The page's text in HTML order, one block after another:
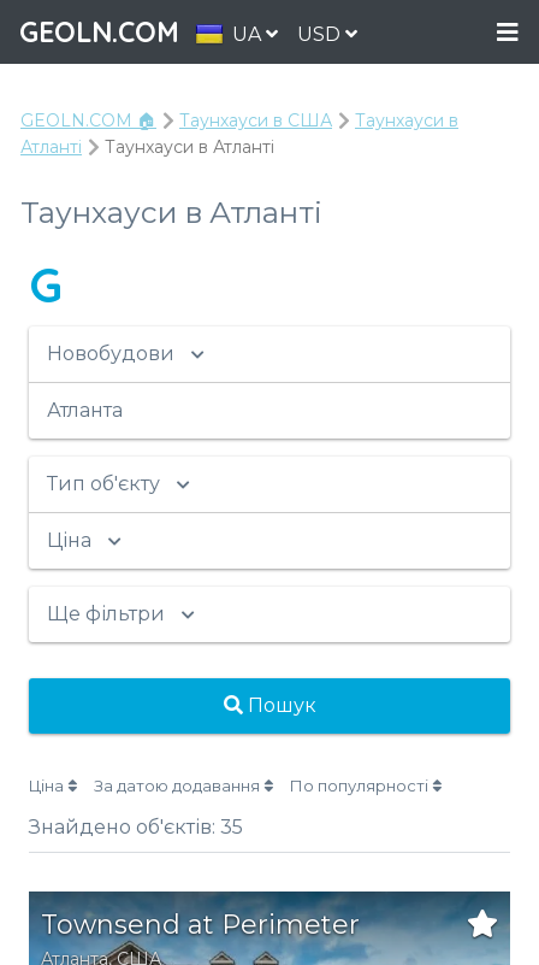
GEOLN.COM UA USD
GEOLN.COM 🏠 Таунхауси в США
Таунхауси в
Атланті
Таунхауси в Атланті
Таунхауси в Атланті
G
Новобудови
Атланта
Тип об'єкту
Ціна
Ще фільтри
Пошук
Ціна За датою додавання По популярності
Знайдено об'єктів: 35
Townsend at Perimeter
Атланта,США